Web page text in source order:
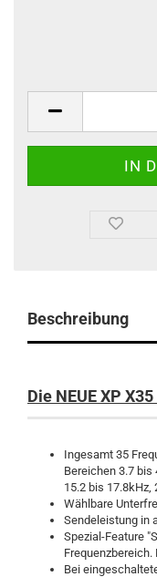
Beschreibung
Die NEUE XP
Ingesamt 35
Bereichen 3.7 bis
15.2 bis 17.8kHz,
Wählbare
Sendeleistung in
Spezial-Feature
Frequenzbereich.
Bei